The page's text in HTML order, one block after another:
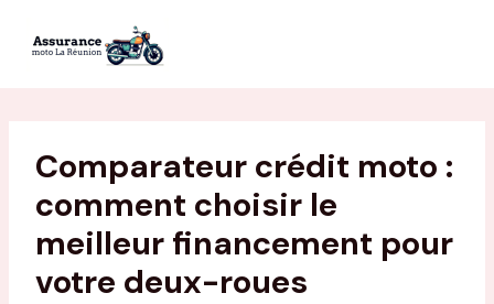
Comparateur crédit moto :
comment choisir le
meilleur financement pour
votre deux-roues